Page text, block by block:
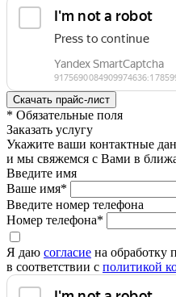
* Обязательные поля
Заказать услугу
Укажите ваши контактные
и мы свяжемся с Вами в
Введите имя
Ваше имя*
Введите номер телефона
Номер телефона*
Я даю согласие на обработку
в соответствии с политикой